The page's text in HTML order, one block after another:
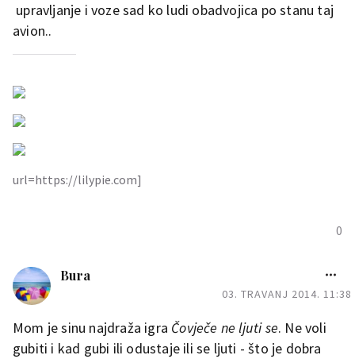
upravljanje i voze sad ko ludi obadvojica po stanu taj
avion..
0
url=https://lilypie.com]
Bura
03. TRAVANJ 2014. 11:38
Mom je sinu najdraža igra Čovječe ne ljuti se. Ne voli
gubiti i kad gubi ili odustaje ili se ljuti - što je dobra